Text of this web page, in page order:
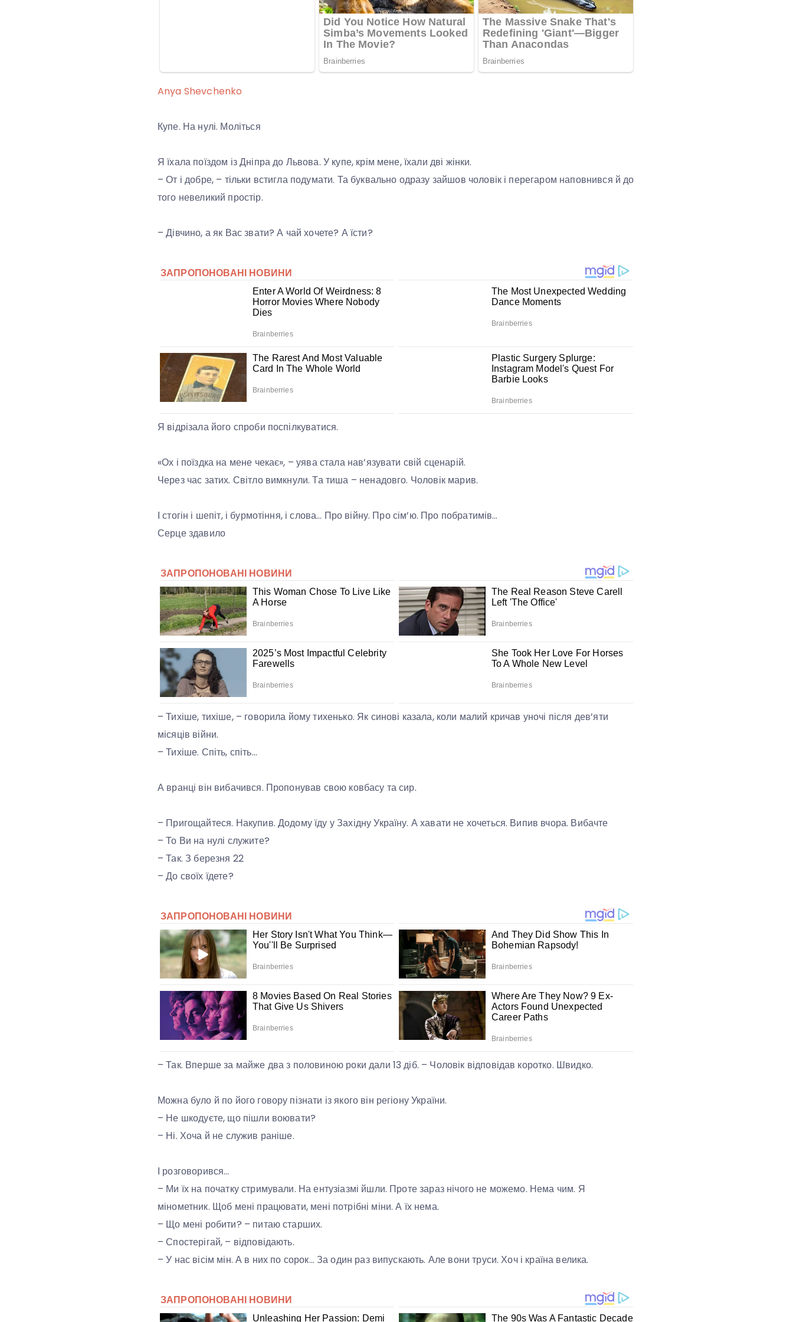
Anya Shevchenko
Купе. На нулі. Моліться
Я їхала поїздом із Дніпра до Львова. У купе, крім мене, їхали дві жінки.
– От і добре, – тільки встигла подумати. Та буквально одразу зайшов чоловік і перегаром наповнився й до
того невеликий простір.
– Дівчино, а як Вас звати? А чай хочете? А їсти?
Я відрізала його спроби поспілкуватися.
«Ох і поїздка на мене чекає», – уява стала нав’язувати свій сценарій.
Через час затих. Світло вимкнули. Та тиша – ненадовго. Чоловік марив.
І стогін і шепіт, і бурмотіння, і слова… Про війну. Про сім’ю. Про побратимів…
Серце здавило
– Тихіше, тихіше, – говорила йому тихенько. Як синові казала, коли малий кричав уночі після дев’яти
місяців війни.
– Тихіше. Спіть, спіть…
А вранці він вибачився. Пропонував свою ковбасу та сир.
– Пригощайтеся. Накупив. Додому їду у Західну Україну. А хавати не хочеться. Випив вчора. Вибачте
– То Ви на нулі служите?
– Так. З березня 22
– До своїх їдете?
– Так. Вперше за майже два з половиною роки дали 13 діб. – Чоловік відповідав коротко. Швидко.
Можна було й по його говору пізнати із якого він регіону України.
– Не шкодуєте, що пішли воювати?
– Ні. Хоча й не служив раніше.
І розговорився…
– Ми їх на початку стримували. На ентузіазмі йшли. Проте зараз нічого не можемо. Нема чим. Я
мінометник. Щоб мені працювати, мені потрібні міни. А їх нема.
– Що мені робити? – питаю старших.
– Спостерігай, – відповідають.
– У нас вісім мін. А в них по сорок… За один раз випускають. Але вони труси. Хоч і країна велика.